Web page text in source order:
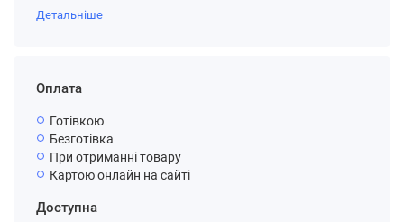
Детальніше
Оплата
Готівкою
Безготівка
При отриманні товару
Картою онлайн на сайті
Доступна